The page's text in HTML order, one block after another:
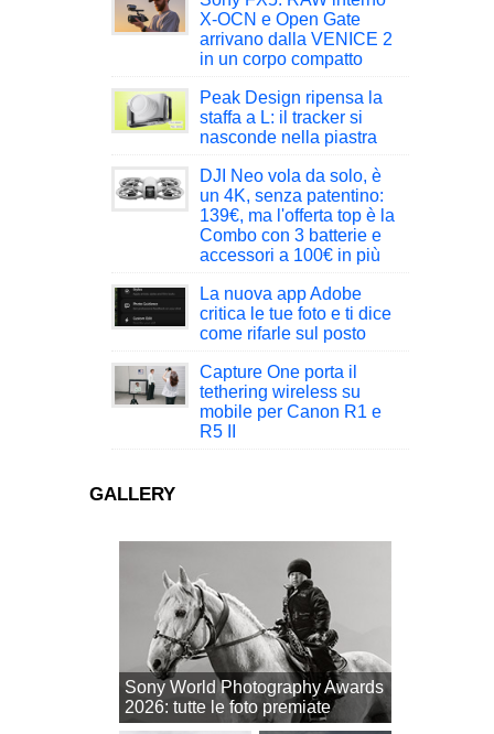
X-OCN e Open Gate
arrivano dalla VENICE 2
in un corpo compatto
Peak Design ripensa la
staffa a L: il tracker si
nasconde nella piastra
DJI Neo vola da solo, è
un 4K, senza patentino:
139€, ma l'offerta top è la
Combo con 3 batterie e
accessori a 100€ in più
La nuova app Adobe
critica le tue foto e ti dice
come rifarle sul posto
Capture One porta il
tethering wireless su
mobile per Canon R1 e
R5 II
GALLERY
Sony World Photography Awards
2026: tutte le foto premiate